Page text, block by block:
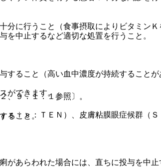
に行うこと（食事摂取によりビタミン
ること（高い血中濃度が持続することが
ること。
中止するなど適切な処置を行うこと。
９．１．１参照〕。
ｓ：ＴＥＮ）、皮膚粘膜眼症候群（Ｓ
あらわれた場合には、直ちに投与を中止
ができます。